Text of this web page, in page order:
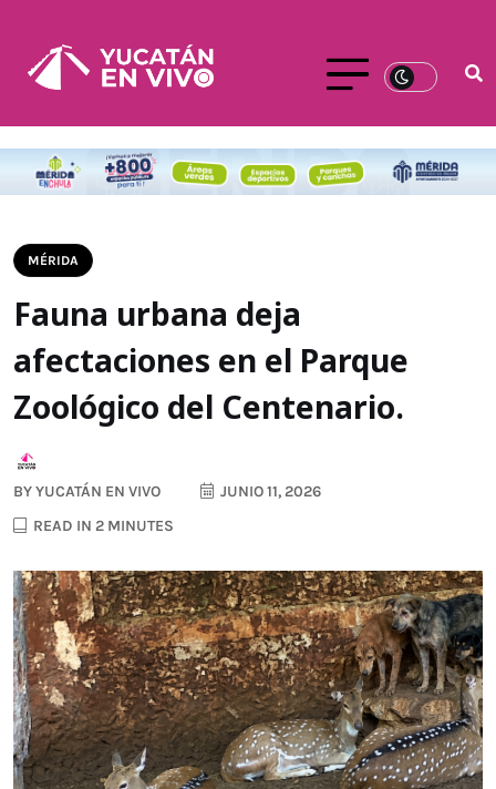
MÉRIDA
Fauna urbana deja
afectaciones en el Parque
Zoológico del Centenario.
BYYUCATÁN EN VIVO
JUNIO 11, 2026
READ IN 2 MINUTES